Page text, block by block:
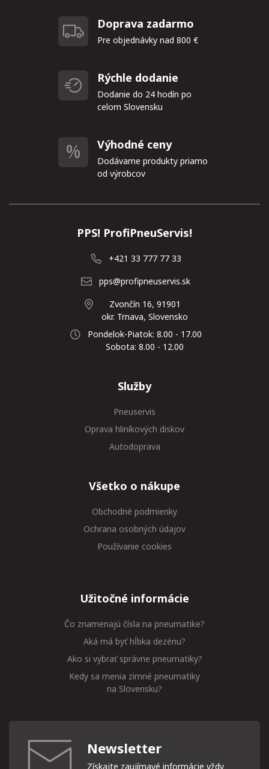
Doprava zadarmo
Pre objednávky nad 800 €
Rýchle dodanie
Dodanie do 24 hodín po
celom Slovensku
Výhodné ceny
Dodávame produkty priamo
od výrobcov
PPS! ProfiPneuServis!
+421 33 777 77 33
pps@profipneuservis.sk
Zvončín 16, 91901
okr. Trnava, Slovensko
Pondelok-Piatok: 8.00 - 17.00
Sobota: 8.00 - 12.00
Služby
Pneuservis
Oprava hliníkových diskov
Autodoprava
Všetko o nákupe
Obchodné podmienky
Ochrana osobných údajov
Používanie cookies
Užitočné informácie
Čo znamenajú čísla na pneumatike?
Aká má byť hĺbka dezénu?
Ako si vybrať správne pneumatiky?
Kedy sa menia zimné pneumatiky
na Slovensku?
Newsletter
Získajte zaujímavé informácie vždy